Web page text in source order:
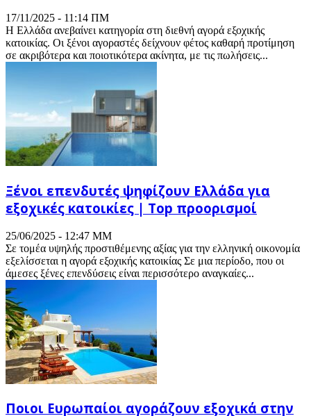
17/11/2025 - 11:14 ΠΜ
Η Ελλάδα ανεβαίνει κατηγορία στη διεθνή αγορά εξοχικής
κατοικίας. Οι ξένοι αγοραστές δείχνουν φέτος καθαρή προτίμηση
σε ακριβότερα και ποιοτικότερα ακίνητα, με τις πωλήσεις...
Ξένοι επενδυτές ψηφίζουν Ελλάδα για
εξοχικές κατοικίες | Top προορισμοί
25/06/2025 - 12:47 ΜΜ
Σε τομέα υψηλής προστιθέμενης αξίας για την ελληνική οικονομία
εξελίσσεται η αγορά εξοχικής κατοικίας Σε μια περίοδο, που οι
άμεσες ξένες επενδύσεις είναι περισσότερο αναγκαίες...
Ποιοι Ευρωπαίοι αγοράζουν εξοχικά στην